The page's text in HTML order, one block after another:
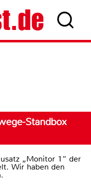
Standbox
„Monitor 1“ der
Wir haben den